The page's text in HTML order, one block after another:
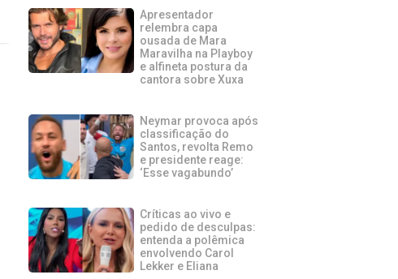
Apresentador
relembra capa
ousada de Mara
Maravilha na Playboy
e alfineta postura da
cantora sobre Xuxa
Neymar provoca após
classificação do
Santos, revolta Remo
e presidente reage:
‘Esse vagabundo’
Críticas ao vivo e
pedido de desculpas:
entenda a polêmica
envolvendo Carol
Lekker e Eliana